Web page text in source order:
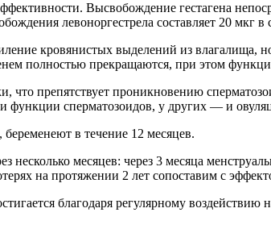
Высвобождение гестагена
левоноргестрела составляет 20 мкг в
кровянистых выделений из влагалища,
полностью прекращаются, при этом
что препятствует проникновению
функции сперматозоидов, у других — и
в течение 12 месяцев.
месяцев: через 3 месяца
на протяжении 2 лет сопоставим с
благодаря регулярному